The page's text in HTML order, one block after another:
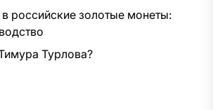
российские золотые монеты:
Турлова?